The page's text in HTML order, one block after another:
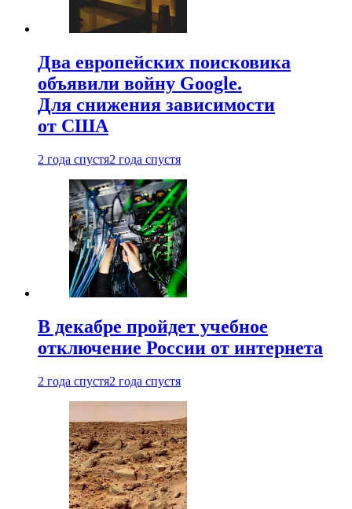
Два европейских поисковика
объявили войну Google.
Для снижения зависимости
от США
2 года спустя2 года спустя
В декабре пройдет учебное
отключение России от интернета
2 года спустя2 года спустя